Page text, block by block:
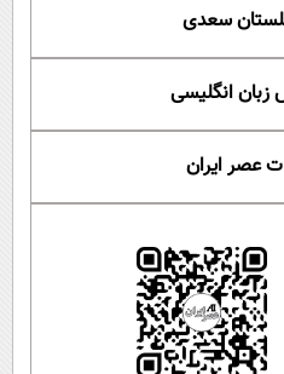
سعدی
زبان انگلیسی
عصر ایران